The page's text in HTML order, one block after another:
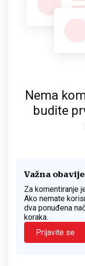
Nema
budite
Važna
Za komentiranje
Ako nemate
dva ponuđena
koraka.
Prijavite se